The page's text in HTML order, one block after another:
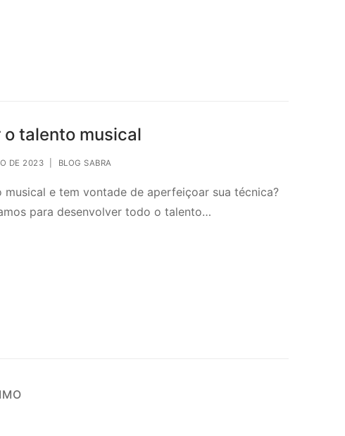
talento musical
DE 2023 BLOG SABRA
e tem vontade de aperfeiçoar sua técnica?
para desenvolver todo o talento…